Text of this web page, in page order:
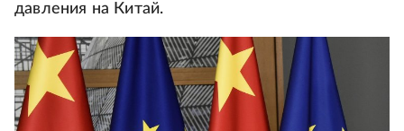
давления на Китай.